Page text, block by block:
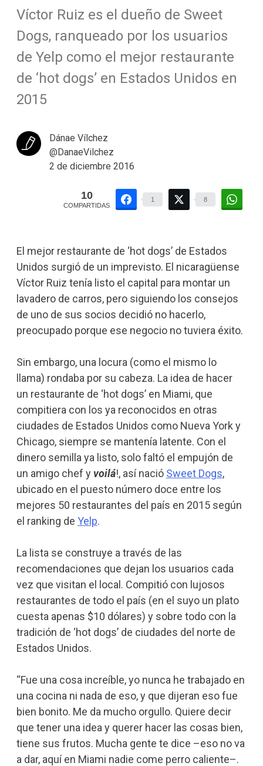
Víctor Ruiz es el dueño de Sweet
Dogs, ranqueado por los usuarios
de Yelp como el mejor restaurante
de ‘hot dogs’ en Estados Unidos en
2015
Dánae Vílchez
@DanaeVilchez
2 de diciembre 2016
10
COMPARTIDAS
1 8
El mejor restaurante de ‘hot dogs’ de Estados
Unidos surgió de un imprevisto. El nicaragüense
Víctor Ruiz tenía listo el capital para montar un
lavadero de carros, pero siguiendo los consejos
de uno de sus socios decidió no hacerlo,
preocupado porque ese negocio no tuviera éxito.
Sin embargo, una locura (como el mismo lo
llama) rondaba por su cabeza. La idea de hacer
un restaurante de ‘hot dogs’ en Miami, que
compitiera con los ya reconocidos en otras
ciudades de Estados Unidos como Nueva York y
Chicago, siempre se mantenía latente. Con el
dinero semilla ya listo, solo faltó el empujón de
un amigo chef yvoilá!, así nació Sweet Dogs,
ubicado en el puesto número doce entre los
mejores 50 restaurantes del país en 2015 según
el ranking de Yelp.
La lista se construye a través de las
recomendaciones que dejan los usuarios cada
vez que visitan el local. Compitió con lujosos
restaurantes de todo el país (en el suyo un plato
cuesta apenas $10 dólares) y sobre todo con la
tradición de ‘hot dogs’ de ciudades del norte de
Estados Unidos.
“Fue una cosa increíble, yo nunca he trabajado en
una cocina ni nada de eso, y que dijeran eso fue
bien bonito. Me da mucho orgullo. Quiere decir
que tener una idea y querer hacer las cosas bien,
tiene sus frutos. Mucha gente te dice –eso no va
a dar, aquí en Miami nadie come perro caliente–.